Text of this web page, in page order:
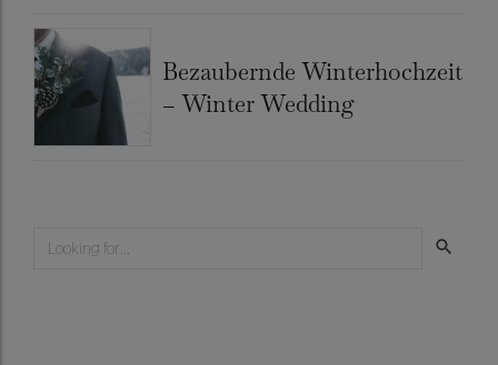
Bezaubernde Winterhochzeit
– Winter Wedding